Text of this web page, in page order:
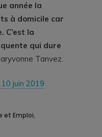
année la
à domicile car
C’est la
qui dure
Tanvez.
juin 2019
et Emploi,